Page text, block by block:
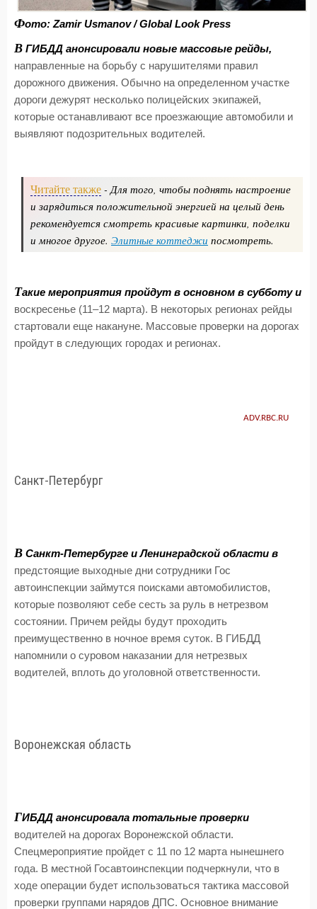
Фото: Zamir Usmanov / Global Look Press
В ГИБДД анонсировали новые массовые рейды,
направленные на борьбу с нарушителями правил
дорожного движения. Обычно на определенном участке
дороги дежурят несколько полицейских экипажей,
которые останавливают все проезжающие автомобили и
выявляют подозрительных водителей.
Читайте также - Для того, чтобы поднять настроение
и зарядиться положительной энергией на целый день
рекомендуется смотреть красивые картинки, поделки
и многое другое. Элитные коттеджи посмотреть.
Такие мероприятия пройдут в основном в субботу и
воскресенье (11–12 марта). В некоторых регионах рейды
стартовали еще накануне. Массовые проверки на дорогах
пройдут в следующих городах и регионах.
ADV.RBC.RU
Санкт-Петербург
В Санкт-Петербурге и Ленинградской области в
предстоящие выходные дни сотрудники Гос
автоинспекции займутся поисками автомобилистов,
которые позволяют себе сесть за руль в нетрезвом
состоянии. Причем рейды будут проходить
преимущественно в ночное время суток. В ГИБДД
напомнили о суровом наказании для нетрезвых
водителей, вплоть до уголовной ответственности.
Воронежская область
ГИБДД анонсировала тотальные проверки
водителей на дорогах Воронежской области.
Спецмероприятие пройдет с 11 по 12 марта нынешнего
года. В местной Госавтоинспекции подчеркнули, что в
ходе операции будет использоваться тактика массовой
проверки группами нарядов ДПС. Основное внимание